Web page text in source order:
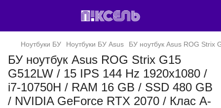
Ноутбуки БУ Ноутбуки БУ Asus БУ ноутбук Asus ROG Strix
БУ ноутбук Asus ROG Strix G15
G512LW / 15 IPS 144 Hz 1920x1080 /
i7-10750H / RAM 16 GB / SSD 480 GB
/ NVIDIA GeForce RTX 2070 / Клас A-